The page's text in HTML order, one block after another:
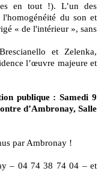
en tout !). L’un des
du son et
« de l'intérieur », sans
et Zelenka,
l’œuvre majeure et
publique : Samedi 9
d’Ambronay, Salle
par Ambronay !
– 04 74 38 74 04 – et